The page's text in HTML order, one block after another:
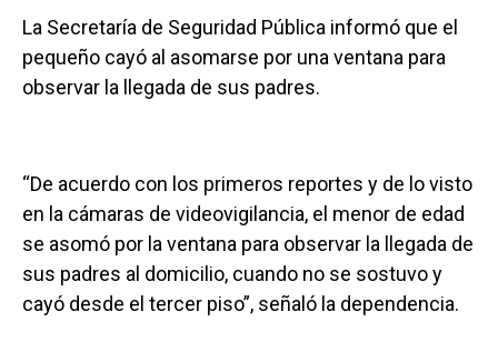
La Secretaría de Seguridad Pública informó que el
pequeño cayó al asomarse por una ventana para
observar la llegada de sus padres.
“De acuerdo con los primeros reportes y de lo visto
en la cámaras de videovigilancia, el menor de edad
se asomó por la ventana para observar la llegada de
sus padres al domicilio, cuando no se sostuvo y
cayó desde el tercer piso”, señaló la dependencia.